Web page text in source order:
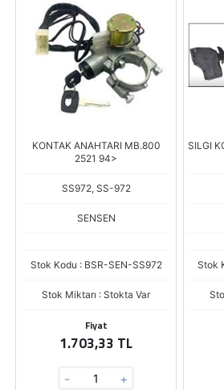
KONTAK ANAHTARI MB.800
2521 94>
SS972, SS-972
SENSEN
Stok Kodu : BSR-SEN-SS972
Stok Miktarı : Stokta Var
Fiyat
1.703,33 TL
- +
SILGI
Stok